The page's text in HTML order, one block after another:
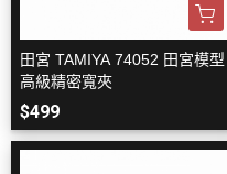
田宮 TAMIYA 74052 田宮模型
高級精密寬夾
$499